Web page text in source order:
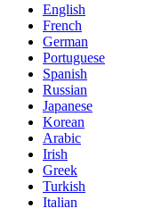
English
French
German
Portuguese
Spanish
Russian
Japanese
Korean
Arabic
Irish
Greek
Turkish
Italian